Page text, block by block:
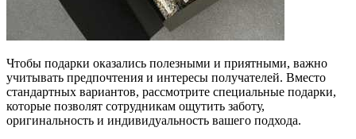
Чтобы подарки оказались полезными и приятными, важно
учитывать предпочтения и интересы получателей. Вместо
стандартных вариантов, рассмотрите специальные подарки,
которые позволят сотрудникам ощутить заботу,
оригинальность и индивидуальность вашего подхода.